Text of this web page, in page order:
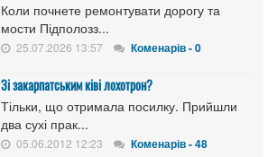
Коли почнете ремонтувати дорогу та
мости Підполозз...
25.07.2026 13:57 Коменарів - 0
Зі закарпатським ківі лохотрон?
Тільки, що отримала посилку. Прийшли
два сухі прак...
05.06.2012 12:23 Коменарів - 48